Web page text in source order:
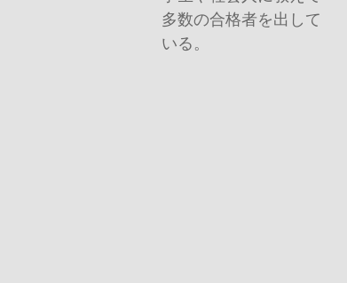
多数の合格者を出して
いる。